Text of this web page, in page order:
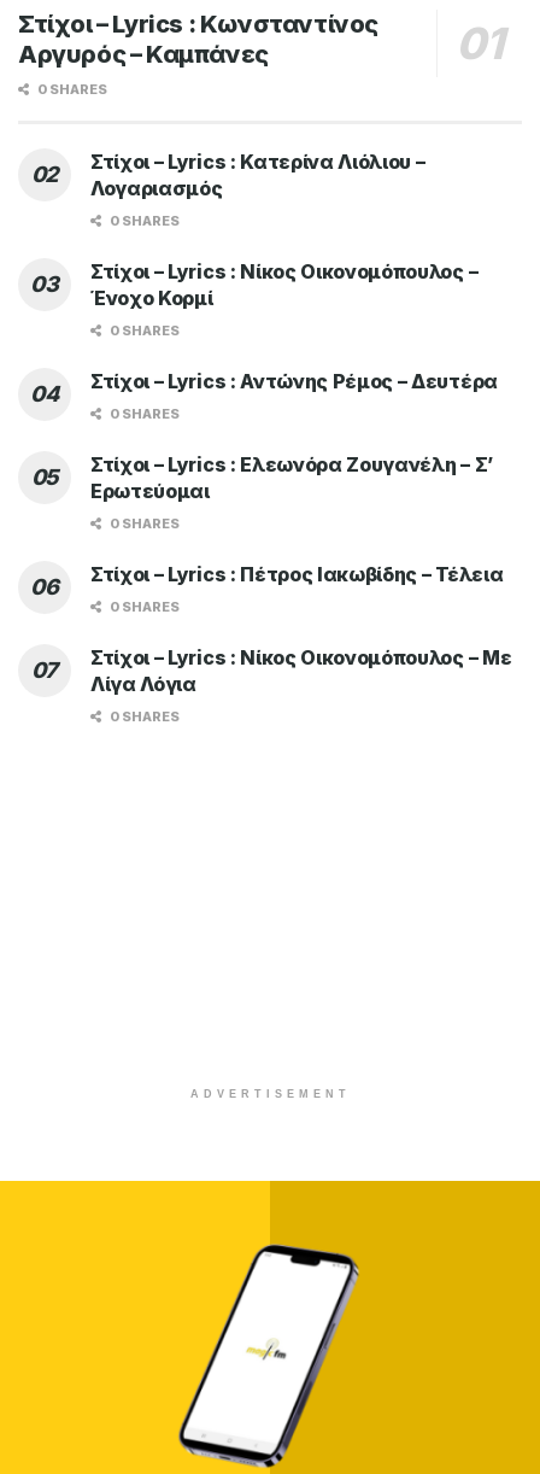
Στίχοι – Lyrics : Κωνσταντίνος
Αργυρός – Καμπάνες
0 SHARES
Στίχοι – Lyrics : Κατερίνα Λιόλιου –
Λογαριασμός
0 SHARES
Στίχοι – Lyrics : Νίκος Οικονομόπουλος –
Ένοχο Κορμί
0 SHARES
Στίχοι – Lyrics : Αντώνης Ρέμος – Δευτέρα
0 SHARES
Στίχοι – Lyrics : Ελεωνόρα Ζουγανέλη – Σ’
Ερωτεύομαι
0 SHARES
Στίχοι – Lyrics : Πέτρος Ιακωβίδης – Τέλεια
0 SHARES
Στίχοι – Lyrics : Νίκος Οικονομόπουλος – Με
Λίγα Λόγια
0 SHARES
ADVERTISEMENT